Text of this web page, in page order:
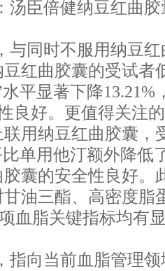
汤臣倍健纳豆红曲
与同时不服用纳豆
红曲胶囊的受试者
平显著下降13.21%
良好。更值得关注
用纳豆红曲胶囊，
单用他汀额外降低
囊的安全性良好。
油三酯、高密度脂
血脂关键指标均有
指向当前血脂管理